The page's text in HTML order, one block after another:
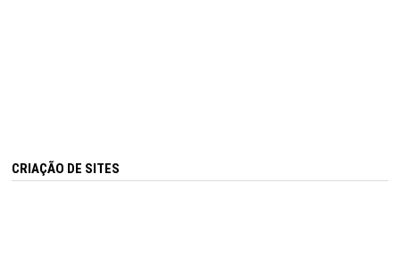
CRIAÇÃO DE SITES